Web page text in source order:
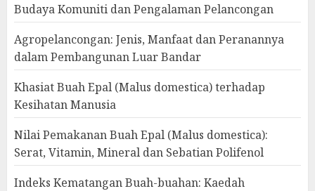
Budaya Komuniti dan Pengalaman Pelancongan
Agropelancongan: Jenis, Manfaat dan Peranannya
dalam Pembangunan Luar Bandar
Khasiat Buah Epal (Malus domestica) terhadap
Kesihatan Manusia
Nilai Pemakanan Buah Epal (Malus domestica):
Serat, Vitamin, Mineral dan Sebatian Polifenol
Indeks Kematangan Buah-buahan: Kaedah